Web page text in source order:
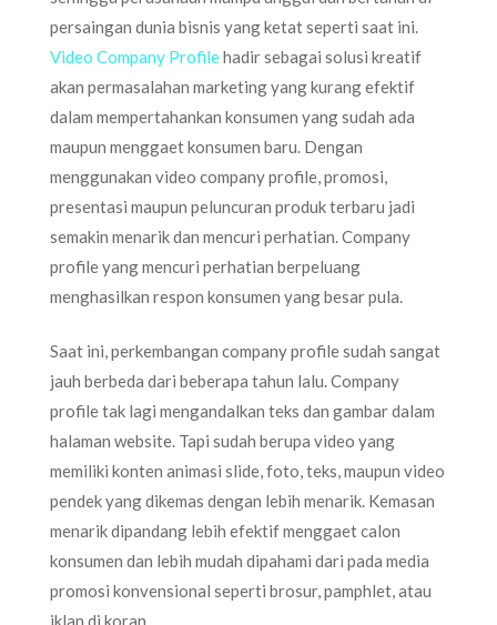
persaingan dunia bisnis yang ketat seperti saat ini.
Video Company Profilehadir sebagai solusi kreatif
akan permasalahan marketing yang kurang efektif
dalam mempertahankan konsumen yang sudah ada
maupun menggaet konsumen baru. Dengan
menggunakan video company profile, promosi,
presentasi maupun peluncuran produk terbaru jadi
semakin menarik dan mencuri perhatian. Company
profile yang mencuri perhatian berpeluang
menghasilkan respon konsumen yang besar pula.
Saat ini, perkembangan company profile sudah sangat
jauh berbeda dari beberapa tahun lalu. Company
profile tak lagi mengandalkan teks dan gambar dalam
halaman website. Tapi sudah berupa video yang
memiliki konten animasi slide, foto, teks, maupun video
pendek yang dikemas dengan lebih menarik. Kemasan
menarik dipandang lebih efektif menggaet calon
konsumen dan lebih mudah dipahami dari pada media
promosi konvensional seperti brosur, pamphlet, atau
iklan di koran.